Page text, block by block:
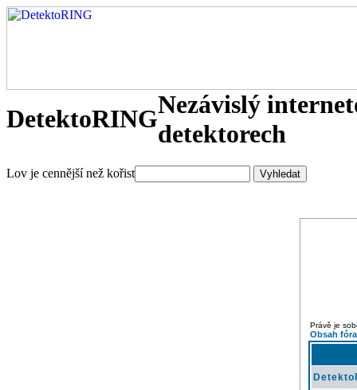
DetektoRINGNezávislý
detektorech
Lov je cennější než kořist
Právě je
Obsah